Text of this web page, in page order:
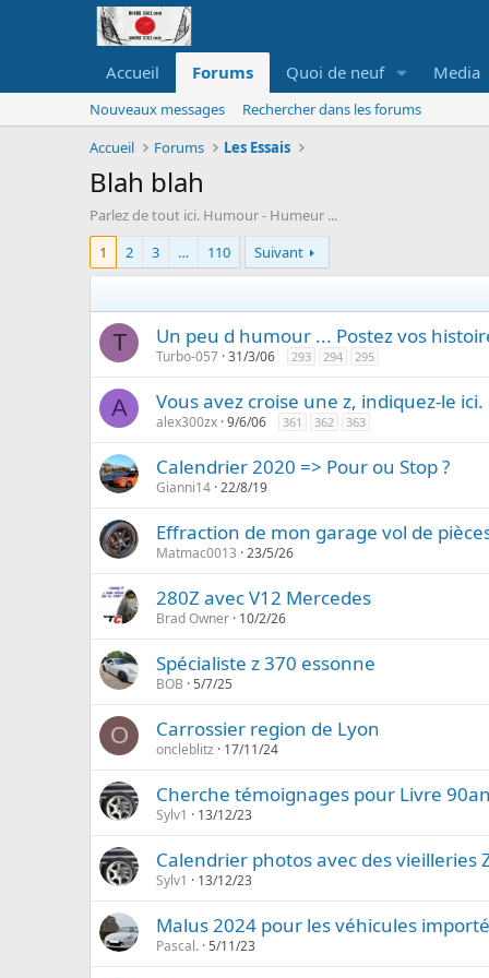
Accueil Forums Quoi de neuf Media
Nouveaux messages
Rechercher dans les forums
Accueil
Forums Les Essais
Blah blah
Parlez de tout ici. Humour - Humeur ...
1
2 3 … 110 Suivant
T Un peu d humour ... Postez vos
Turbo-057 31/3/06 293 294 295
A Vous avez croise une z, indiquez-le ici.
alex300zx 9/6/06 361 362 363
Calendrier 2020 => Pour ou Stop ?
Gianni14 22/8/19
Effraction de mon garage vol de
Matmac0013 23/5/26
280Z avec V12 Mercedes
Brad Owner 10/2/26
Spécialiste z 370 essonne
BOB 5/7/25
O Carrossier region de Lyon
oncleblitz 17/11/24
Cherche témoignages pour Livre
Sylv1 13/12/23
Calendrier photos avec des vieilleries
Sylv1 13/12/23
Malus 2024 pour les véhicules
Pascal. 5/11/23